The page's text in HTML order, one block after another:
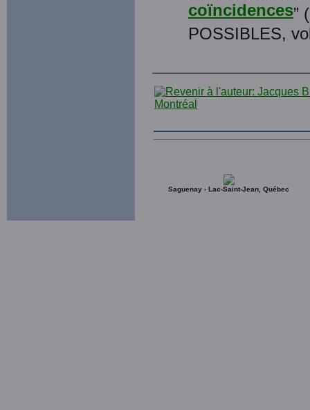
coïncidences”
POSSIBLES,
Saguenay - Lac-Saint-Jean, Québec